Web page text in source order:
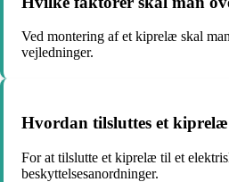
Ved montering af et kiprelæ skal
vejledninger.
Hvordan tilsluttes et
For at tilslutte et kiprelæ til et
beskyttelsesanordninger.